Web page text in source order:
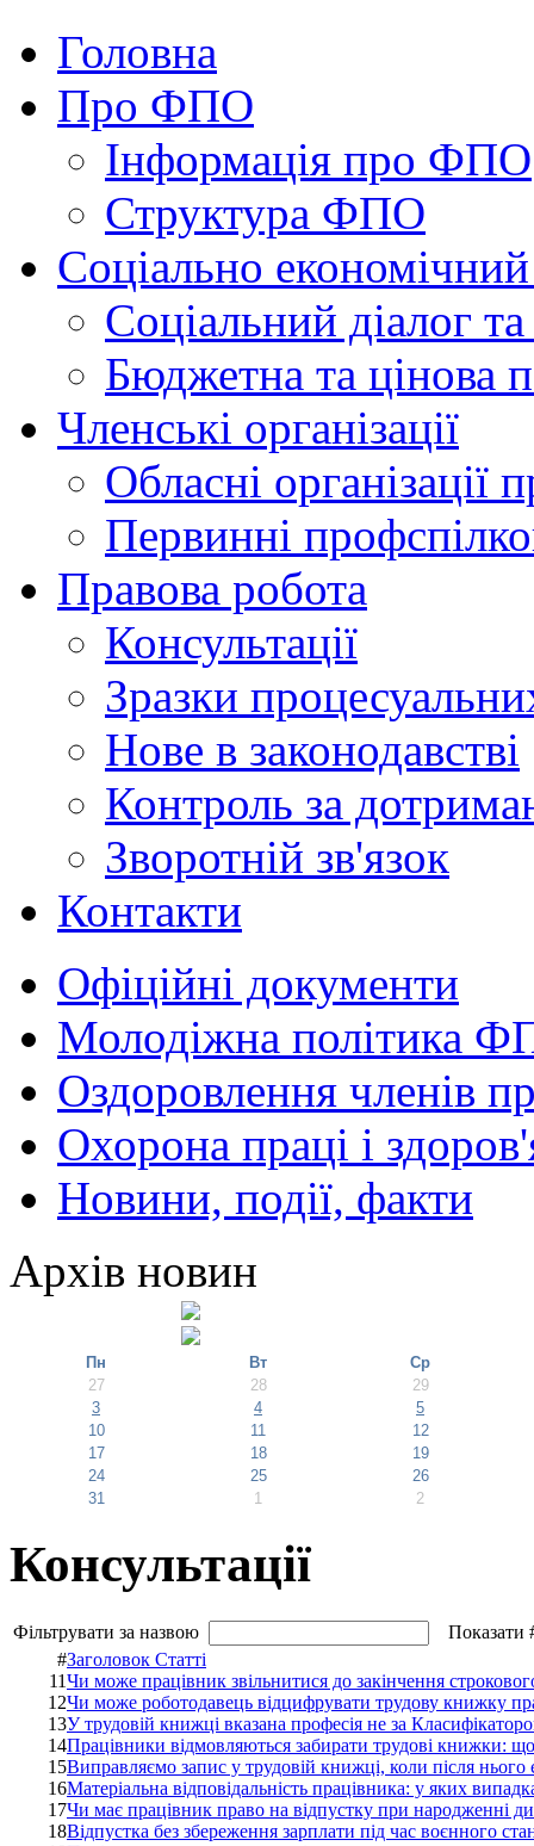
Головна
Про ФПО
Інформація про ФПО
Структура ФПО
Соціально
Соціальний діалог
Бюджетна та цінова
Членські організації
Обласні організації
Первинні
Правова робота
Консультації
Зразки
Нове в законодавстві
Контроль за
Зворотній зв'язок
Контакти
Офіційні документи
Молодіжна політика
Оздоровлення членів
Охорона праці і
Новини, події, факти
Архів новин
Пн Вт
Ср
27
28
29
3
4
5
10
11
12
17
18
19
24
25
26
31
1 2
Консультації
Фільтрувати за назвою
Показати
#Заголовок Статті
11Чи може працівник звільнитися до закінчення
12Чи може роботодавець відцифрувати трудову книжку
13У трудовій книжці вказана професія не за
14Працівники відмовляються забирати трудові книжки:
15Виправляємо запис у трудовій книжці, коли після
16Матеріальна відповідальність працівника: у яких
17Чи має працівник право на відпустку при народженні
18Відпустка без збереження зарплати під час воєнного